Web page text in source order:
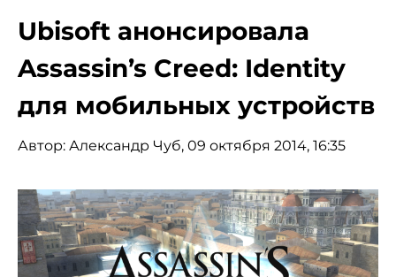
Ubisoft анонсировала
Assassin’s Creed: Identity
для мобильных устройств
Автор: Александр Чуб, 09 октября 2014, 16:35